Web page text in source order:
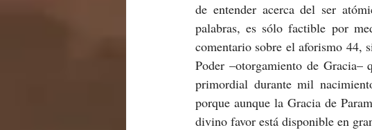
de entender acerca del ser
palabras, es sólo factible por
comentario sobre el aforismo 44,
Poder –otorgamiento de Gracia–
primordial durante mil
porque aunque la Gracia de
divino favor está disponible en